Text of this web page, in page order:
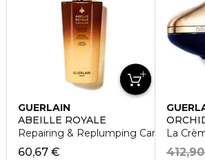
GUERLAIN
ABEILLE ROYALE
Repairing & Replumping Care
60,67 €
La